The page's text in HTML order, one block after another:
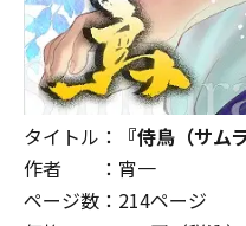
タイトル：
『侍鳥（サム
作者 ：宵一
ページ数： 214ページ